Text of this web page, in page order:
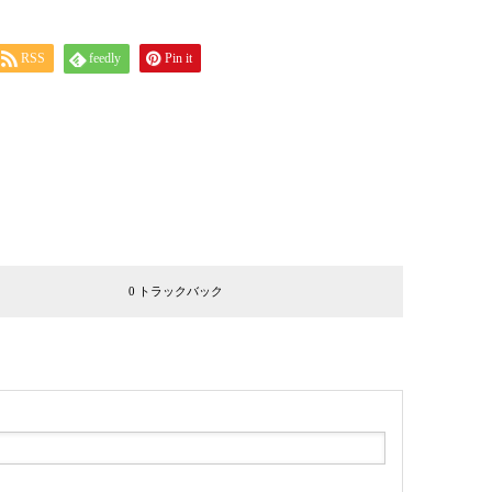
RSS feedly Pin it
0 トラックバック